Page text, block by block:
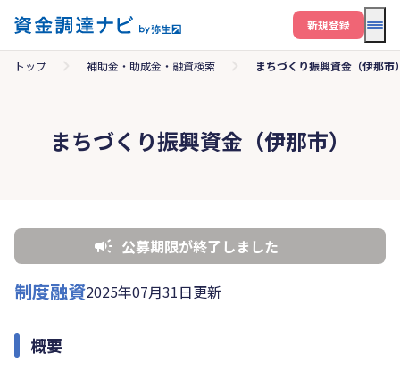
メ
新規登録
トップ 補助金・助成金・融資検索 まちづくり振興資金（伊那市
まちづくり振興資金（伊那市）
公募期限が終了しました
制度融資2025年07月31日更新
概要